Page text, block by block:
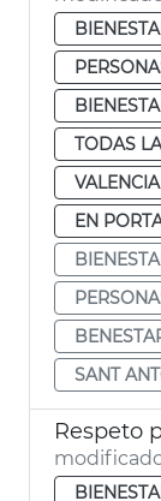
TODAS
VALENCIA
EN
SANT
Respeto